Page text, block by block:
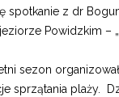
spotkanie z dr
Powidzkim –
sezon
sprzątania plaży.